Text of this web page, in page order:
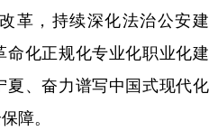
革，持续深化法治公安建
化正规化专业化职业化建
、奋力谱写中国式现代化
障。